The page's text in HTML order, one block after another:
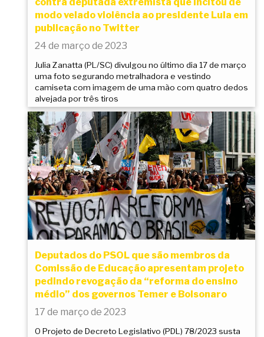
modo velado violência ao presidente Lula em
publicação no Twitter
24 de março de 2023
Julia Zanatta (PL/SC) divulgou no último dia 17 de março
uma foto segurando metralhadora e vestindo
camiseta com imagem de uma mão com quatro dedos
alvejada por três tiros
Deputados do PSOL que são membros da
Comissão de Educação apresentam projeto
pedindo revogação da “reforma do ensino
médio” dos governos Temer e Bolsonaro
17 de março de 2023
O Projeto de Decreto Legislativo (PDL) 78/2023 susta